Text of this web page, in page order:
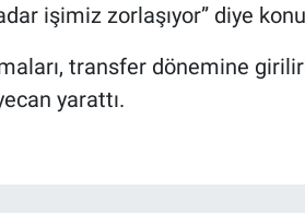
işimiz zorlaşıyor” diye
transfer dönemine
yarattı.